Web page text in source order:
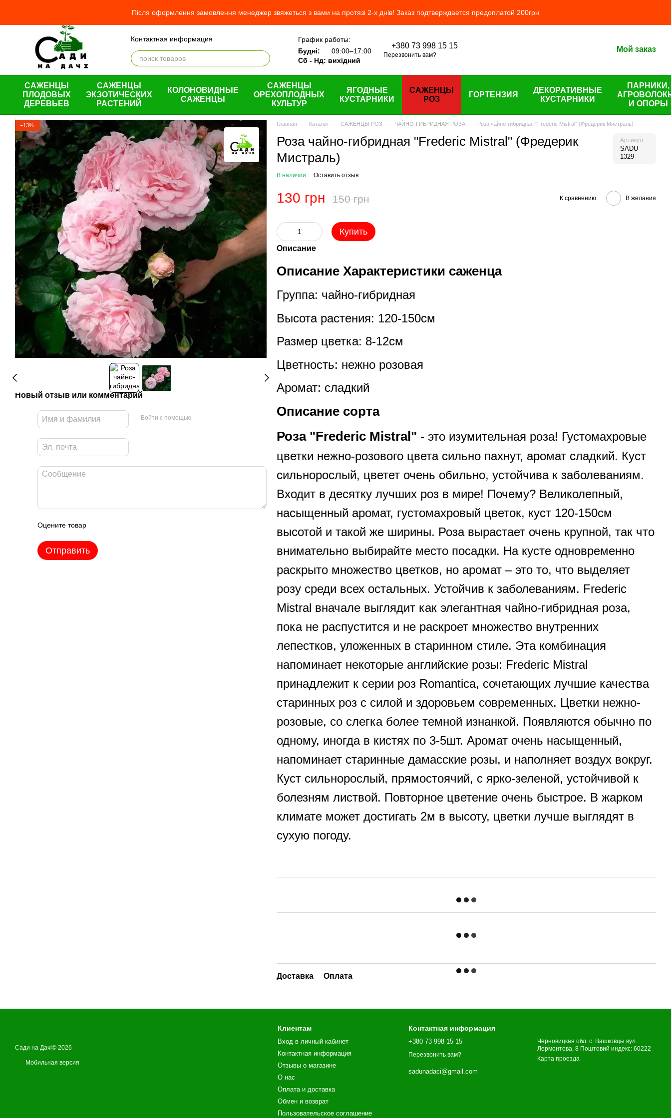
Після оформлення замовлення менеджер звяжеться з вами на протязі 2-х днів! Заказ подтверждается предоплатой 200грн
Контактная информация
Отзывы о магазине
О нас
Оплата и доставка
График работы:
Будні:
09:00–17:00
Сб - Нд: вихідний
+380 73 998 15 15
Перезвонить вам?
Мой заказ
САЖЕНЦЫ
ПЛОДОВЫХ
ДЕРЕВЬЕВ
САЖЕНЦЫ
ЭКЗОТИЧЕСКИХ
РАСТЕНИЙ
КОЛОНОВИДНЫЕ
САЖЕНЦЫ
САЖЕНЦЫ
ОРЕХОПЛОДНЫХ
КУЛЬТУР
ЯГОДНЫЕ
КУСТАРНИКИ
САЖЕНЦЫ
РОЗ
ГОРТЕНЗИЯ
ДЕКОРАТИВНЫЕ
КУСТАРНИКИ
ПАРНИКИ,
И ОПОРЫ
−13%
Новый отзыв или комментарий
Войти с помощью
Оцените товар
Отправить
Главная Каталог САЖЕНЦЫ РОЗ ЧАЙНО-ГИБРИДНАЯ РОЗА Роза чайно-гибридная "Frederic Mistral" (Фредерик Мистраль)
Роза чайно-гибридная "Frederic Mistral" (Фредерик
Мистраль)
Артикул
SADU-
1329
В наличии Оставить отзыв
130 грн 150 грн К сравнению В желания
Купить
Описание
Описание Характеристики саженца
Группа: чайно-гибридная
Высота растения: 120-150см
Размер цветка: 8-12см
Цветность: нежно розовая
Аромат: сладкий
Описание сорта
Роза "Frederic Mistral" - это изумительная роза! Густомахровые
цветки нежно-розового цвета сильно пахнут, аромат сладкий. Куст
сильнорослый, цветет очень обильно, устойчива к заболеваниям.
Входит в десятку лучших роз в мире! Почему? Великолепный,
насыщенный аромат, густомахровый цветок, куст 120-150см
высотой и такой же ширины. Роза вырастает очень крупной, так что
внимательно выбирайте место посадки. На кусте одновременно
раскрыто множество цветков, но аромат – это то, что выделяет
розу среди всех остальных. Устойчив к заболеваниям. Frederic
Mistral вначале выглядит как элегантная чайно-гибридная роза,
пока не распустится и не раскроет множество внутренних
лепестков, уложенных в старинном стиле. Эта комбинация
напоминает некоторые английские розы: Frederic Mistral
принадлежит к серии роз Romantica, сочетающих лучшие качества
старинных роз с силой и здоровьем современных. Цветки нежно-
розовые, со слегка более темной изнанкой. Появляются обычно по
одному, иногда в кистях по 3-5шт. Аромат очень насыщенный,
напоминает старинные дамасские розы, и наполняет воздух вокруг.
Куст сильнорослый, прямостоячий, с ярко-зеленой, устойчивой к
болезням листвой. Повторное цветение очень быстрое. В жарком
климате может достигать 2м в высоту, цветки лучше выглядят в
сухую погоду.
Доставка Оплата
Сади на Дачі© 2026
Мобильная версия
Клиентам
Вход в личный кабинет
Контактная информация
Отзывы о магазине
О нас
Оплата и доставка
Обмен и возврат
Пользовательское соглашение
Контактная информация
+380 73 998 15 15
Перезвонить вам?
sadunadaci@gmail.com
Черновицкая обл. с. Вашковцы вул.
Лермонтова, 8 Поштовий индекс: 60222
Карта проезда